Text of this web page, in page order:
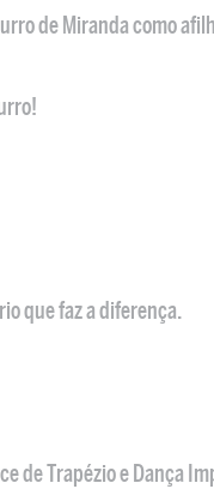
de Miranda como
que faz a diferença.
de Trapézio e Dança